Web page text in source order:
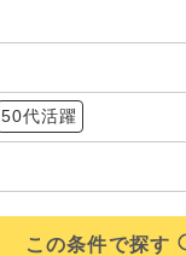
50代活躍
この条件で探す